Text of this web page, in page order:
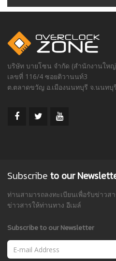
บริษัท บายโซน จำกัด (สำนักงานให
เลขที่ 116/4 ซอยติวานนท์3
ต.ตลาดขวัญ อ.เมืองนนทบุรี จ.นนทบุ
Subscribe to our
ท่านสามารถลงทะเบียนเพื่อรับข่าวส
ข่าวสารให้ท่านทาง อีเมล์
Subscribe to our Newsletter